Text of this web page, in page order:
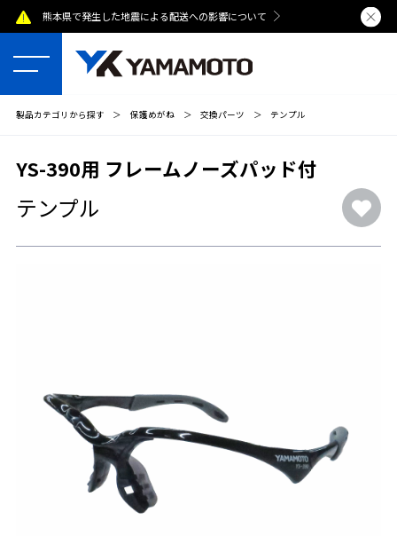
熊本県で発生した地震による配送への影響について 夏季休業
製品カテゴリから探す ＞ 保護めがね ＞ 交換パーツ ＞ テンプル
YS-390用 フレームノーズパッド付
テンプル